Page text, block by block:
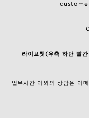
라이브챗(우측 하단 빨
업무시간 이외의 상담은 이